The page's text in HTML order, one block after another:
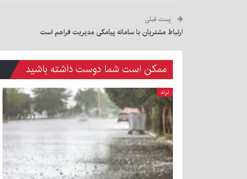
پست قبلی
ارتباط مشتریان با سامانه پیامکی مدیریت فراهم است
ممکن است شما دوست داشته باشید
ترند